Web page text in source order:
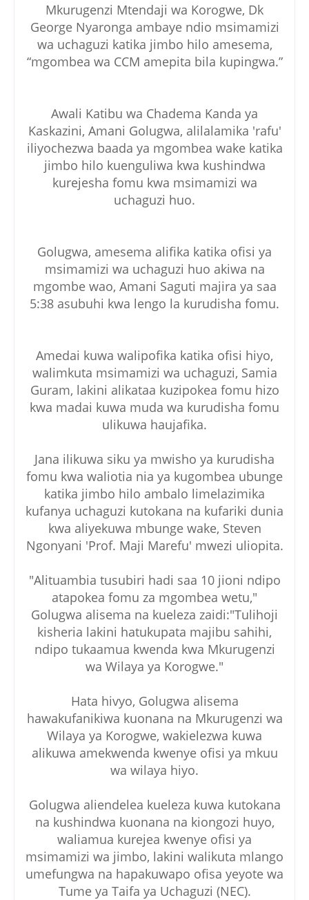
Mkurugenzi Mtendaji wa Korogwe, Dk
George Nyaronga ambaye ndio msimamizi
wa uchaguzi katika jimbo hilo amesema,
“mgombea wa CCM amepita bila kupingwa.”
Awali Katibu wa Chadema Kanda ya
Kaskazini, Amani Golugwa, alilalamika 'rafu'
iliyochezwa baada ya mgombea wake katika
jimbo hilo kuenguliwa kwa kushindwa
kurejesha fomu kwa msimamizi wa
uchaguzi huo.
Golugwa, amesema alifika katika ofisi ya
msimamizi wa uchaguzi huo akiwa na
mgombe wao, Amani Saguti majira ya saa
5:38 asubuhi kwa lengo la kurudisha fomu.
Amedai kuwa walipofika katika ofisi hiyo,
walimkuta msimamizi wa uchaguzi, Samia
Guram, lakini alikataa kuzipokea fomu hizo
kwa madai kuwa muda wa kurudisha fomu
ulikuwa haujafika.
Jana ilikuwa siku ya mwisho ya kurudisha
fomu kwa waliotia nia ya kugombea ubunge
katika jimbo hilo ambalo limelazimika
kufanya uchaguzi kutokana na kufariki dunia
kwa aliyekuwa mbunge wake, Steven
Ngonyani 'Prof. Maji Marefu' mwezi uliopita.
"Alituambia tusubiri hadi saa 10 jioni ndipo
atapokea fomu za mgombea wetu,"
Golugwa alisema na kueleza zaidi:"Tulihoji
kisheria lakini hatukupata majibu sahihi,
ndipo tukaamua kwenda kwa Mkurugenzi
wa Wilaya ya Korogwe."
Hata hivyo, Golugwa alisema
hawakufanikiwa kuonana na Mkurugenzi wa
Wilaya ya Korogwe, wakielezwa kuwa
alikuwa amekwenda kwenye ofisi ya mkuu
wa wilaya hiyo.
Golugwa aliendelea kueleza kuwa kutokana
na kushindwa kuonana na kiongozi huyo,
waliamua kurejea kwenye ofisi ya
msimamizi wa jimbo, lakini walikuta mlango
umefungwa na hapakuwapo ofisa yeyote wa
Tume ya Taifa ya Uchaguzi (NEC).